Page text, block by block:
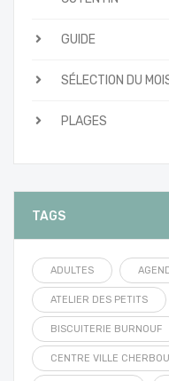
GUIDE
SÉLECTION DU
PLAGES
TAGS
ADULTES
ATELIER DES PETITS
BISCUITERIE BURNOUF
CENTRE VILLE